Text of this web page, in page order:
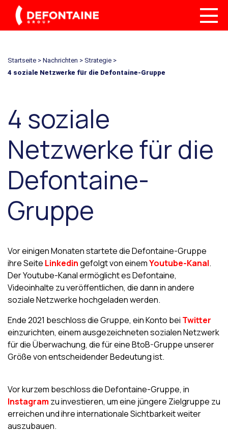
Startseite > Nachrichten > Strategie >
4 soziale Netzwerke für die Defontaine-Gruppe
4 soziale
Netzwerke für die
Defontaine-
Gruppe
Vor einigen Monaten startete die Defontaine-Gruppe
ihre Seite Linkedingefolgt von einemYoutube-Kanal.
Der Youtube-Kanal ermöglicht es Defontaine,
Videoinhalte zu veröffentlichen, die dann in andere
soziale Netzwerke hochgeladen werden.
Ende 2021 beschloss die Gruppe, ein Konto bei Twitter
einzurichten, einem ausgezeichneten sozialen Netzwerk
für die Überwachung, die für eine BtoB-Gruppe unserer
Größe von entscheidender Bedeutung ist.
Vor kurzem beschloss die Defontaine-Gruppe, in
Instagram zu investieren, um eine jüngere Zielgruppe zu
erreichen und ihre internationale Sichtbarkeit weiter
auszubauen.